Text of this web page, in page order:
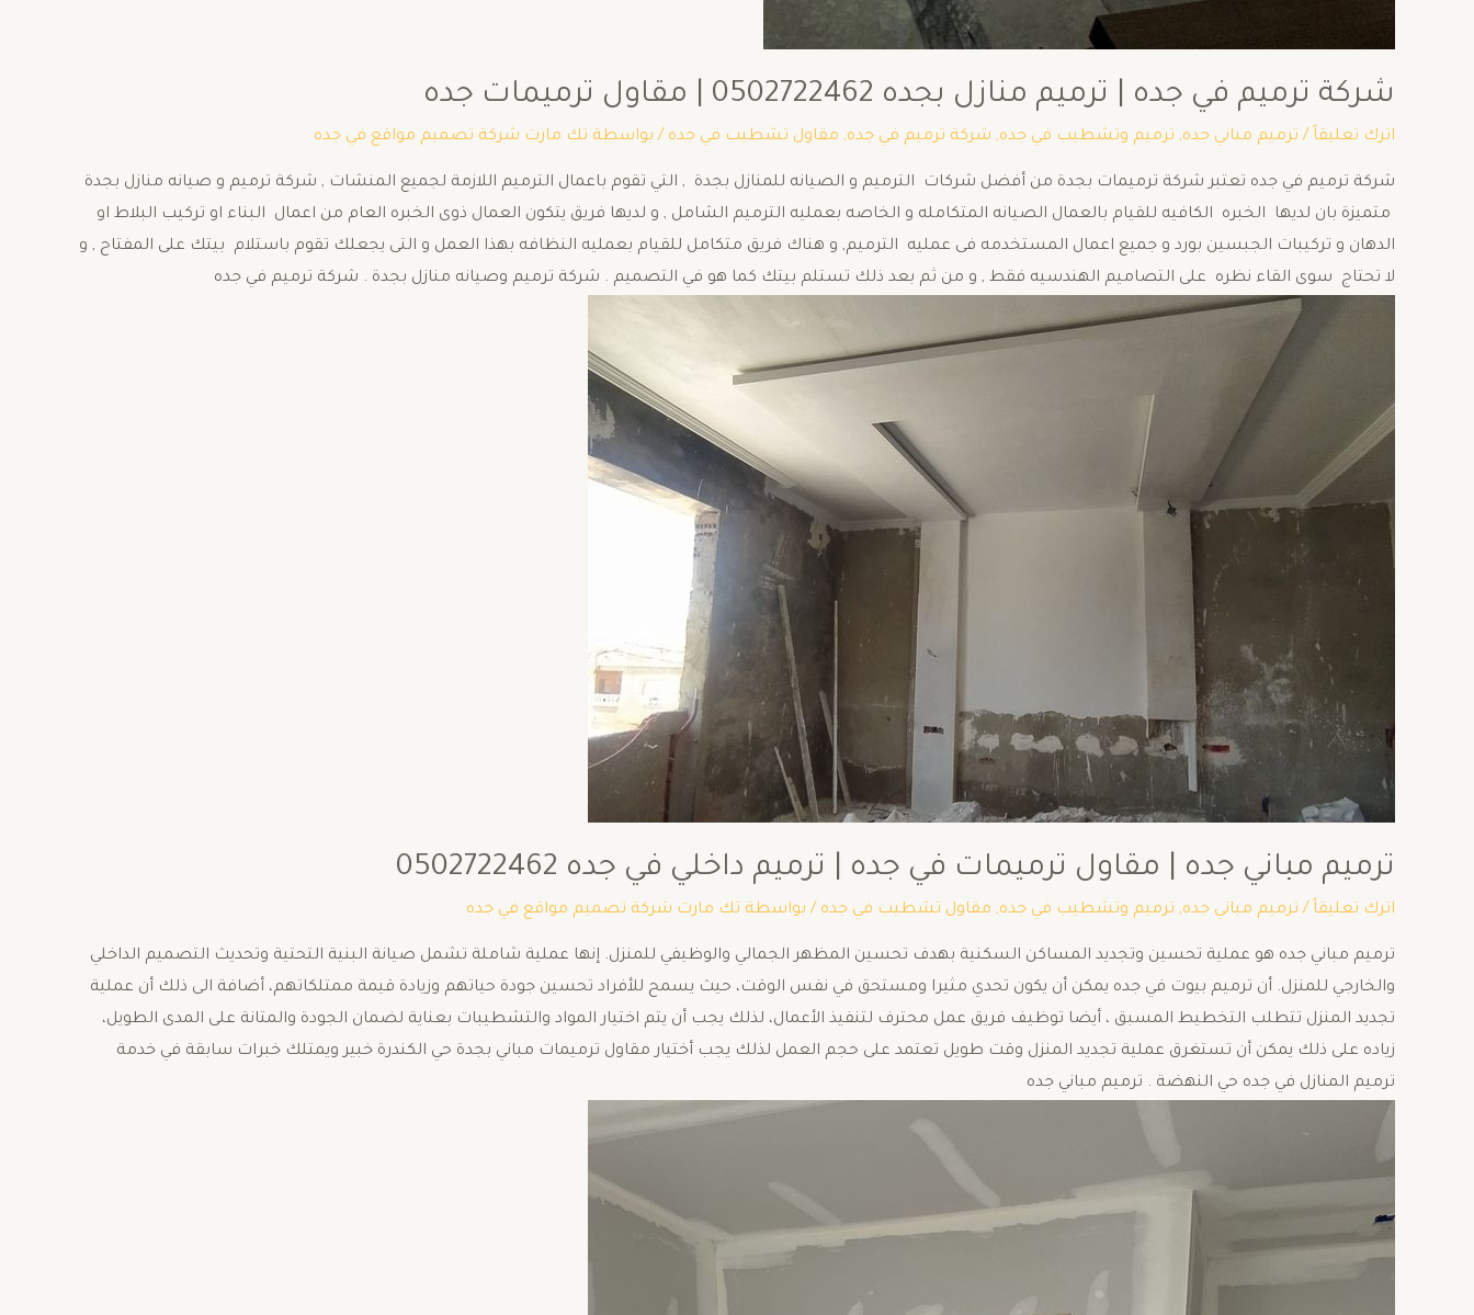
شركة ترميم في جده | ترميم منازل بجده 0502722462 | مقاول ترميمات جده
اترك تعليقاً / ترميم مباني جده, ترميم وتشطيب في جده, شركة ترميم في جده, مقاول تشطيب في جده / بواسطة تك مارت شركة تصميم مواقع في جده
شركة ترميم في جده تعتبر شركة ترميمات بجدة من أفضل شركات الترميم و الصيانه للمنازل بجدة , التي تقوم باعمال الترميم اللازمة لجميع المنشات , شركة ترميم و صيانه منازل بجدة
متميزة بان لديها الخبره الكافيه للقيام بالعمال الصيانه المتكامله و الخاصه بعمليه الترميم الشامل , و لديها فريق يتكون العمال ذوى الخبره العام من اعمال البناء او تركيب البلاط او
الدهان و تركيبات الجبسين بورد و جميع اعمال المستخدمه فى عمليه الترميم, و هناك فريق متكامل للقيام بعمليه النظافه بهذا العمل و التى يجعلك تقوم باستلام بيتك على المفتاح , و
لا تحتاج سوى القاء نظره على التصاميم الهندسيه فقط , و من ثم بعد ذلك تستلم بيتك كما هو في التصميم . شركة ترميم وصيانه منازل بجدة . شركة ترميم في جده
ترميم مباني جده | مقاول ترميمات في جده | ترميم داخلي في جده 0502722462
اترك تعليقاً / ترميم مباني جده, ترميم وتشطيب في جده, مقاول تشطيب في جده / بواسطة تك مارت شركة تصميم مواقع في جده
ترميم مباني جده هو عملية تحسين وتجديد المساكن السكنية بهدف تحسين المظهر الجمالي والوظيفي للمنزل. إنها عملية شاملة تشمل صيانة البنية التحتية وتحديث التصميم الداخلي
والخارجي للمنزل. أن ترميم بيوت في جده يمكن أن يكون تحدي مثيرا ومستحق في نفس الوقت، حيث يسمح للأفراد تحسين جودة حياتهم وزيادة قيمة ممتلكاتهم، أضافة الى ذلك أن عملية
تجديد المنزل تتطلب التخطيط المسبق ، أيضا توظيف فريق عمل محترف لتنفيذ الأعمال، لذلك يجب أن يتم اختيار المواد والتشطيبات بعناية لضمان الجودة والمتانة على المدى الطويل،
زياده على ذلك يمكن أن تستغرق عملية تجديد المنزل وقت طويل تعتمد على حجم العمل لذلك يجب أختيار مقاول ترميمات مباني بجدة حي الكندرة خبير ويمتلك خبرات سابقة في خدمة
ترميم المنازل في جده حي النهضة . ترميم مباني جده